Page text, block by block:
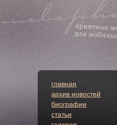
главная
архив новостей
биографии
статьи